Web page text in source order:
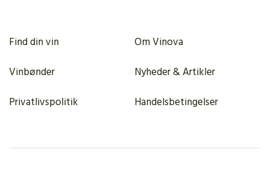
Find din vin
Om Vinova
Vinbønder
Nyheder & Artikler
Privatlivspolitik
Handelsbetingelser